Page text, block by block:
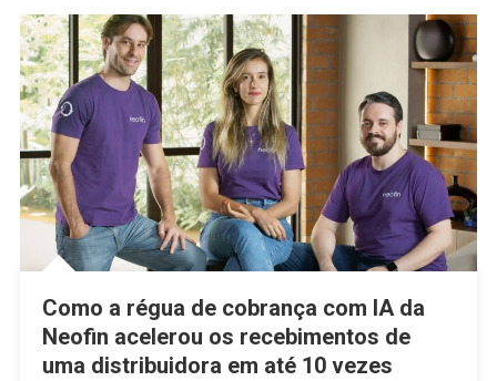
Como a régua de cobrança com IA da
Neofin acelerou os recebimentos de
uma distribuidora em até 10 vezes